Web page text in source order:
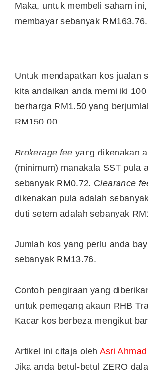
Maka, untuk membeli saham
membayar sebanyak RM163.76.
Untuk mendapatkan kos jualan
kita andaikan anda memiliki
berharga RM1.50 yang
RM150.00.
Brokerage fee yang dikenakan
(minimum) manakala SST pula
sebanyak RM0.72. Clearance
dikenakan pula adalah
duti setem adalah sebanyak
Jumlah kos yang perlu anda
sebanyak RM13.76.
Contoh pengiraan yang
untuk pemegang akaun RHB
Kadar kos berbeza mengikut
Artikel ini ditaja oleh Asri
Jika anda betul-betul ZERO